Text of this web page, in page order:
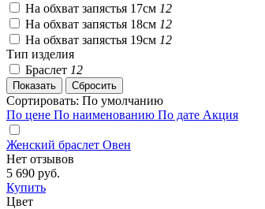
На обхват запястья 17см 12
На обхват запястья 18см 12
На обхват запястья 19см 12
Тип изделия
Браслет 12
Сортировать: По умолчанию
По цене По наименованию По дате Акция
Женский браслет Овен
Нет отзывов
5 690 руб.
Купить
Цвет